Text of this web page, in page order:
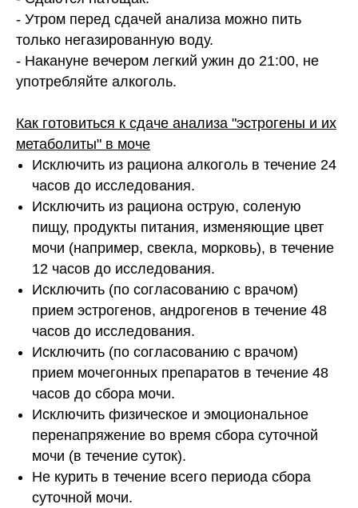
- Утром перед сдачей анализа можно пить
только негазированную воду.
- Накануне вечером легкий ужин до 21:00, не
употребляйте алкоголь.
Как готовиться к сдаче анализа "эстрогены и их
метаболиты" в моче
Исключить из рациона алкоголь в течение 24
часов до исследования.
Исключить из рациона острую, соленую
пищу, продукты питания, изменяющие цвет
мочи (например, свекла, морковь), в течение
12 часов до исследования.
Исключить (по согласованию с врачом)
прием эстрогенов, андрогенов в течение 48
часов до исследования.
Исключить (по согласованию с врачом)
прием мочегонных препаратов в течение 48
часов до сбора мочи.
Исключить физическое и эмоциональное
перенапряжение во время сбора суточной
мочи (в течение суток).
Не курить в течение всего периода сбора
суточной мочи.